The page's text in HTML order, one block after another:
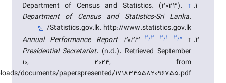
↑
Department of Census and Statistics. (2023).
Department of Census and Statistics-Sri Lanka.
Statistics.gov.lk. http://www.statistics.gov.lk/
↑
۲٫۰ ۲٫۱ ۲٫۲
2023 Annual Performance Report
Presidential Secretariat. (n.d.). Retrieved September
10, 2024, from
documents/paperspresented/1718345582096755.pdf